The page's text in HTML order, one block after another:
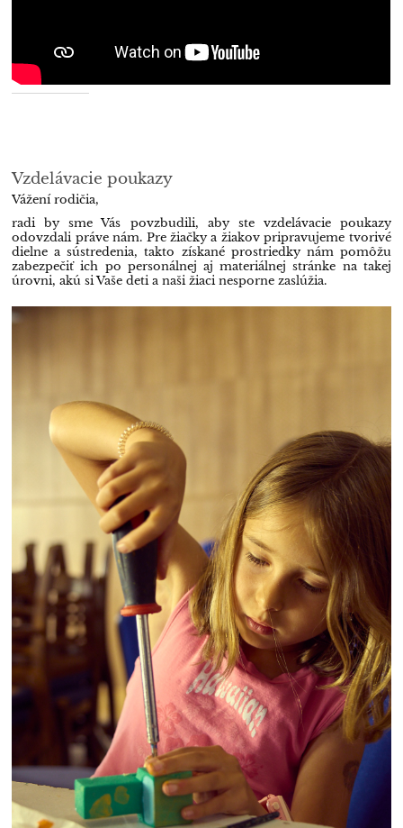
Vzdelávacie poukazy
Vážení rodičia,
radi by sme Vás povzbudili, aby ste vzdelávacie poukazy
odovzdali práve nám. Pre žiačky a žiakov pripravujeme tvorivé
dielne a sústredenia, takto získané prostriedky nám pomôžu
zabezpečiť ich po personálnej aj materiálnej stránke na takej
úrovni, akú si Vaše deti a naši žiaci nesporne zaslúžia.